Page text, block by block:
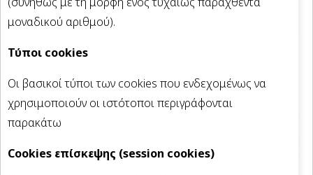
μοναδικού αριθμού).
Τύποι cookies
Οι βασικοί τύποι των cookies που ενδεχομένως να
χρησιμοποιούν οι ιστότοποι περιγράφονται
παρακάτω
Cookies επίσκεψης (session cookies)